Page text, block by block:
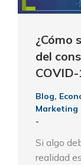
¿Cómo
del
COVID-
Blog,
Marketing
Si algo
realidad